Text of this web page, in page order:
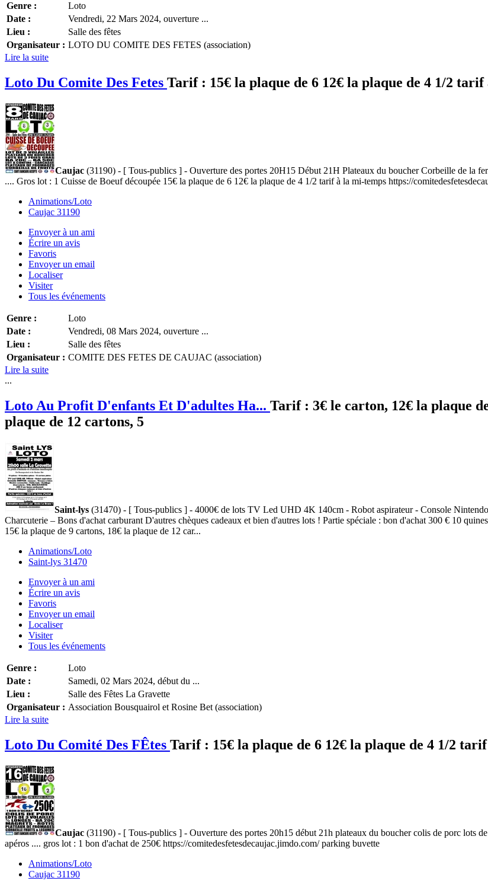
Genre :
Loto
Date :
Vendredi, 22 Mars 2024, ouverture ...
Lieu :
Salle des fêtes
Organisateur : LOTO DU COMITE DES FETES (association)
Lire la suite
Loto Du Comite Des Fetes Tarif : 15€ la plaque de 6 12€ la plaque de 4 1/2
Caujac (31190) - [ Tous-publics ] - Ouverture des portes 20H15 Début 21H Plateaux du boucher Corbeille de la
.... Gros lot : 1 Cuisse de Boeuf découpée 15€ la plaque de 6 12€ la plaque de 4 1/2 tarif à la mi-temps https://
Animations/Loto
Caujac 31190
Envoyer à un ami
Écrire un avis
Favoris
Envoyer un email
Localiser
Visiter
Tous les événements
Genre :
Loto
Date :
Vendredi, 08 Mars 2024, ouverture ...
Lieu :
Salle des fêtes
Organisateur : COMITE DES FETES DE CAUJAC (association)
Lire la suite
...
Loto Au Profit D'enfants Et D'adultes Ha... Tarif : 3€ le carton, 12€ la plaque
plaque de 12 cartons, 5
Saint-lys (31470) - [ Tous-publics ] - 4000€ de lots TV Led UHD 4K 140cm - Robot aspirateur - Console
Charcuterie – Bons d'achat carburant D'autres chèques cadeaux et bien d'autres lots ! Partie spéciale : bon d'achat 300 € 10
15€ la plaque de 9 cartons, 18€ la plaque de 12 car...
Animations/Loto
Saint-lys 31470
Envoyer à un ami
Écrire un avis
Favoris
Envoyer un email
Localiser
Visiter
Tous les événements
Genre :
Loto
Date :
Samedi, 02 Mars 2024, début du ...
Lieu :
Salle des Fêtes La Gravette
Organisateur : Association Bousquairol et Rosine Bet (association)
Lire la suite
Loto Du Comité Des FÊtes Tarif : 15€ la plaque de 6 12€ la plaque de 4 1/2
Caujac (31190) - [ Tous-publics ] - Ouverture des portes 20h15 début 21h plateaux du boucher colis de porc lots
apéros .... gros lot : 1 bon d'achat de 250€ https://comitedesfetesdecaujac.jimdo.com/ parking buvette
Animations/Loto
Caujac 31190